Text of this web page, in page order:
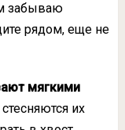
забываю
рядом, еще не
мягкими
их